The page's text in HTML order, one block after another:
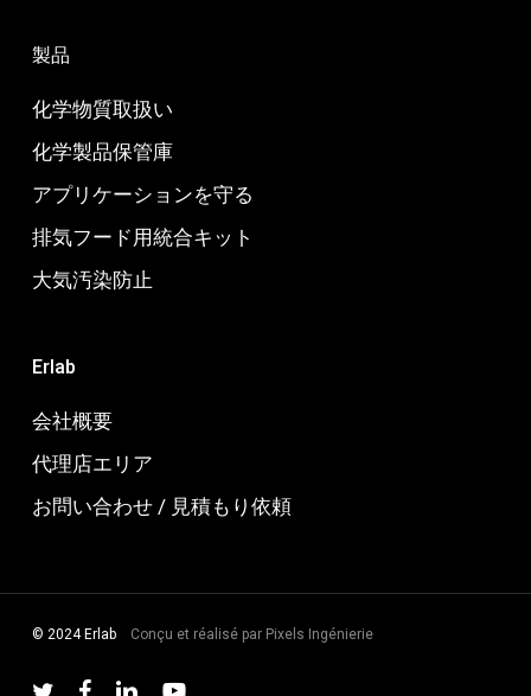
製品
化学物質取扱い
化学製品保管庫
アプリケーションを守る
排気フード用統合キット
大気汚染防止
Erlab
会社概要
代理店エリア
お問い合わせ / 見積もり依頼
© 2024 Erlab Conçu et réalisé par Pixels Ingénierie
twitter facebooklinkedinyoutube